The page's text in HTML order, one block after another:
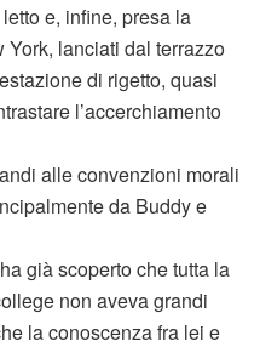
e, infine, presa la
lanciati dal terrazzo
di rigetto, quasi
l’accerchiamento
alle convenzioni morali
da Buddy e
già scoperto che tutta la
non aveva grandi
la conoscenza fra lei e